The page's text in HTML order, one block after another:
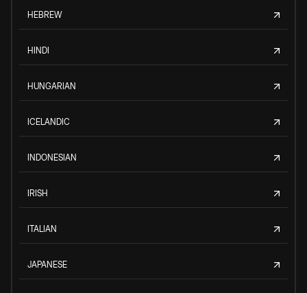
HEBREW
HINDI
HUNGARIAN
ICELANDIC
INDONESIAN
IRISH
ITALIAN
JAPANESE